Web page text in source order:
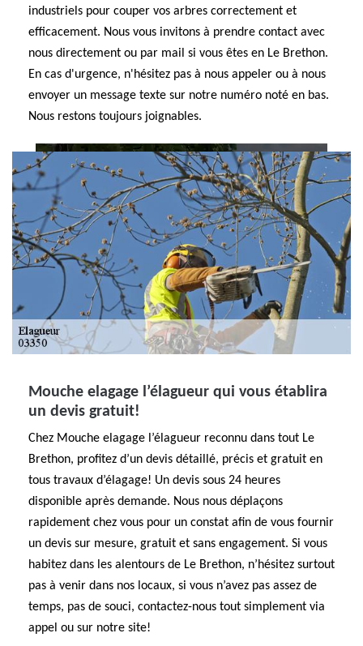
industriels pour couper vos arbres correctement et
efficacement. Nous vous invitons à prendre contact avec
nous directement ou par mail si vous êtes en Le Brethon.
En cas d'urgence, n'hésitez pas à nous appeler ou à nous
envoyer un message texte sur notre numéro noté en bas.
Nous restons toujours joignables.
Mouche elagage l’élagueur qui vous établira
un devis gratuit!
Chez Mouche elagage l’élagueur reconnu dans tout Le
Brethon, profitez d’un devis détaillé, précis et gratuit en
tous travaux d’élagage! Un devis sous 24 heures
disponible après demande. Nous nous déplaçons
rapidement chez vous pour un constat afin de vous fournir
un devis sur mesure, gratuit et sans engagement. Si vous
habitez dans les alentours de Le Brethon, n’hésitez surtout
pas à venir dans nos locaux, si vous n’avez pas assez de
temps, pas de souci, contactez-nous tout simplement via
appel ou sur notre site!